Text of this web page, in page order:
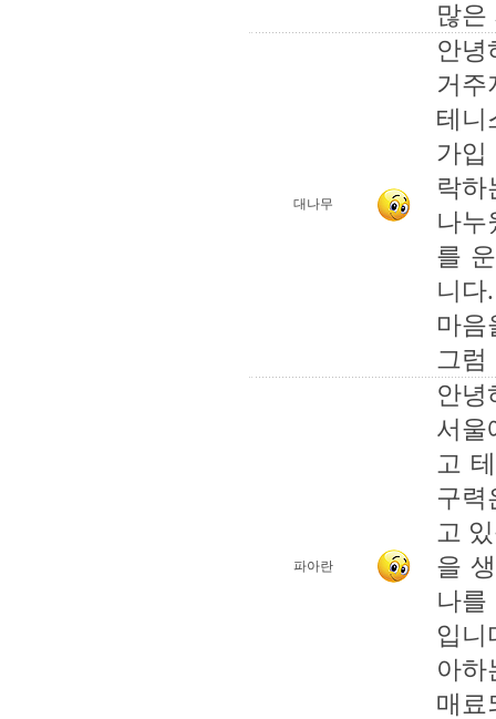
많은
대나무
안녕
거주
테니
가입
락
나누
를
니다
마음
그럼
파아란
안녕
서울
고
구
고
을
나를
입
아
매료